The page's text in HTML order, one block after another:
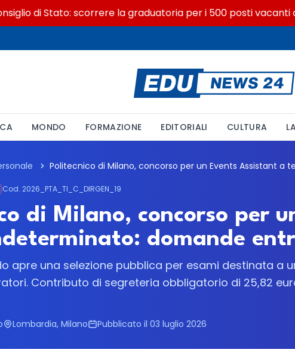
di Stato: scorrere la graduatoria per i 500 posti vacanti
MONDO FORMAZIONE EDITORIALI CULTURA
Cod. 2026_PTA_TI_C_DIRGEN_19
di Milano, concorso per
domande
apre una selezione pubblica per esami destinata a
Contributo di segreteria obbligatorio di 25,82
Lombardia, Milano Pubblicato il 03 luglio 2026